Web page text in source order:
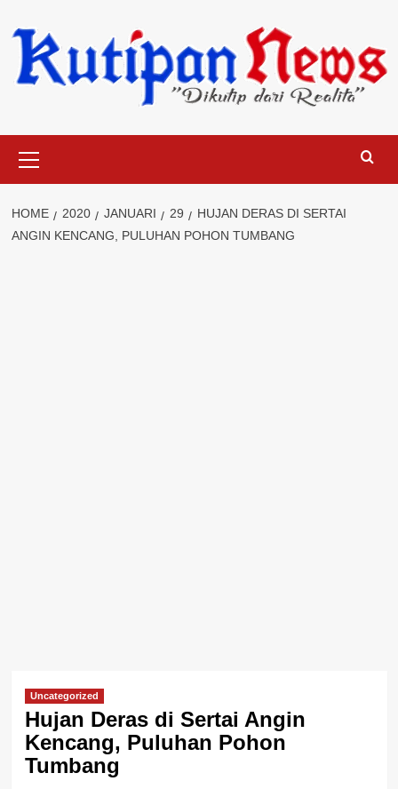
to
content
Menu
HOME 2020 JANUARI 29
HUJAN DERAS DI SERTAI
ANGIN KENCANG, PULUHAN POHON TUMBANG
Uncategorized
Hujan Deras di Sertai Angin
Kencang, Puluhan Pohon
Tumbang